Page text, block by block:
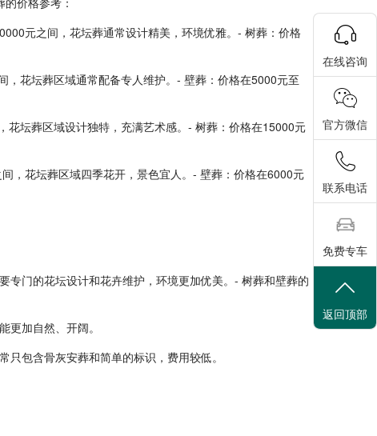
元之间，花坛葬通常设计精美，环境优雅。- 树葬：价格
花坛葬区域通常配备专人维护。- 壁葬：价格在5000元至
坛葬区域设计独特，充满艺术感。- 树葬：价格在15000元
，花坛葬区域四季花开，景色宜人。- 壁葬：价格在6000元
专门的花坛设计和花卉维护，环境更加优美。- 树葬和壁葬的
加自然、开阔。
包含骨灰安葬和简单的标识，费用较低。
在线咨询
官方微信
联系电话
免费专车
返回顶部